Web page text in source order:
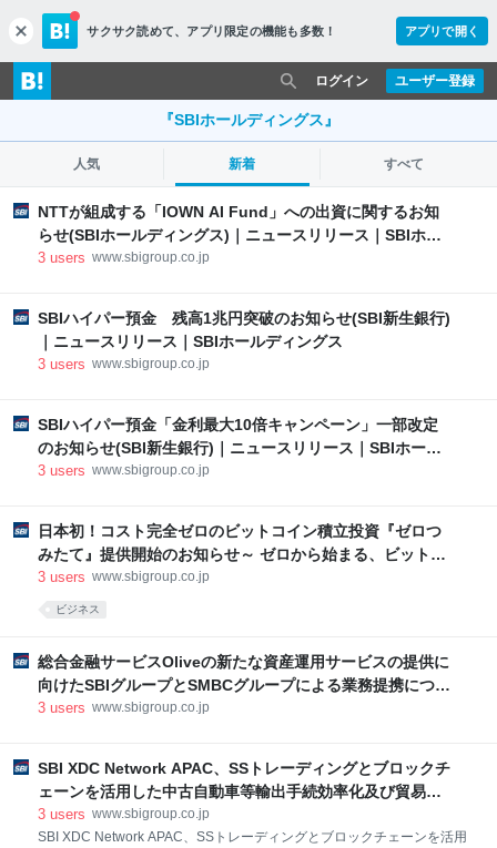
c
l
o
s
サクサク読めて、 アプリ限定の機能も多数！ アプリで開く
ユーザー登録
ログイン
『SBIホールディングス』
人気 新着 すべて
NTTが組成する「IOWN AI Fund」への出資に関するお知
らせ(SBIホールディングス)｜ニュースリリース｜SBIホー
ルディングス
3 users www.sbigroup.co.jp
SBIハイパー預金 残高1兆円突破のお知らせ(SBI新生銀行)
｜ニュースリリース｜SBIホールディングス
3 users www.sbigroup.co.jp
SBIハイパー預金「金利最大10倍キャンペーン」一部改定
のお知らせ(SBI新生銀行)｜ニュースリリース｜SBIホール
ディングス
3 users www.sbigroup.co.jp
日本初！コスト完全ゼロのビットコイン積立投資『ゼロつ
みたて』提供開始のお知らせ～ ゼロから始まる、ビットコ
イン積立の新時代 ～(ビットポイントジャパン)－ PR情報
｜SBIホールディングス
3 users www.sbigroup.co.jp
ビジネス
総合金融サービスOliveの新たな資産運用サービスの提供に
向けたSBIグループとSMBCグループによる業務提携につい
て(SBIホールディングス, SBI証券)｜ニュースリリース｜
3 users www.sbigroup.co.jp
SBI XDC Network APAC、SSトレーディングとブロックチ
ェーンを活用した中古自動車等輸出手続効率化及び貿易金
融スキーム確立に向けた取り組みを開始(SBI XDC
Network APAC, SSトレーディング)－ PR情報｜SBIホール
3 users www.sbigroup.co.jp
SBI XDC Network APAC、SSトレーディングとブロックチェーンを活用